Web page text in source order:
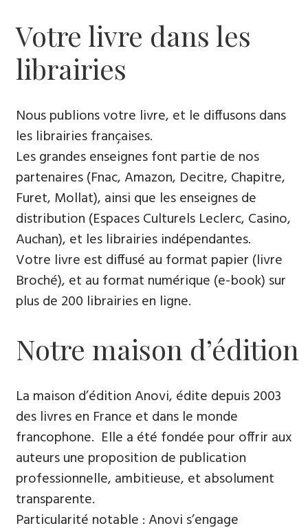
Votre livre dans les
librairies
Nous publions votre livre, et le diffusons dans
les librairies françaises​.
Les grandes enseignes font partie de nos
partenaires (Fnac, Amazon, Decitre, Chapitre,
Furet, Mollat), ainsi que les enseignes de
distribution (Espaces Culturels Leclerc, Casino,
Auchan), et les librairies indépendantes.
Votre livre est diffusé au format papier (livre
Broché), et au format numérique (e-book) sur
plus de 200 librairies en ligne.
Notre maison d’édition
La maison d’édition Anovi, édite depuis 2003
des livres en France et dans le monde
francophone. Elle a été fondée pour offrir aux
auteurs une proposition de publication
professionnelle, ambitieuse, et absolument
transparente.
Particularité notable : Anovi s’engage